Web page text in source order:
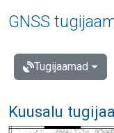
GNSS
Tugijaamad
Kuusalu